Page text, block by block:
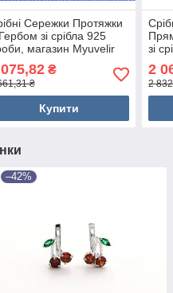
Сережки Протяжки
зі срібла 925
магазин Myuvelir
₴
₴
Купити
зі
2
2
–42%